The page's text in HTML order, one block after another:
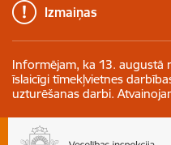
Izmaiņas
Informējam, ka 13. augustā
īslaicīgi tīmekļvietnes
uzturēšanas darbi.